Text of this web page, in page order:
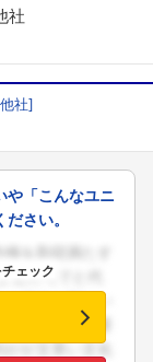
社
社]
や「こんなユニ
さい。
ェック